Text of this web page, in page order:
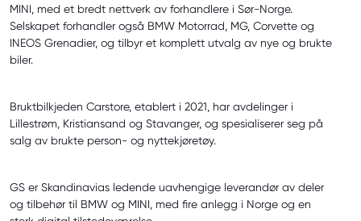
MINI, med et bredt nettverk av forhandlere i Sør-Norge.
Selskapet forhandler også BMW Motorrad, MG, Corvette og
INEOS Grenadier, og tilbyr et komplett utvalg av nye og brukte
biler.
Bruktbilkjeden Carstore, etablert i 2021, har avdelinger i
Lillestrøm, Kristiansand og Stavanger, og spesialiserer seg på
salg av brukte person- og nyttekjøretøy.
GS er Skandinavias ledende uavhengige leverandør av deler
og tilbehør til BMW og MINI, med fire anlegg i Norge og en